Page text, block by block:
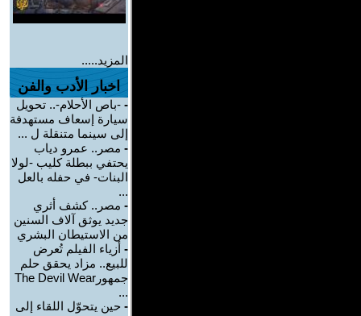
المزيد.....
اخبار الأدب والفن
- -باص الأحلام-.. تحويل
سيارة إسعاف مستهدفة
إلى سينما متنقلة ل ...
- مصر.. عمرو دياب
يحتفي ببطلة كليب -لولا
البنات- في حفله بالعل
...
- مصر.. كشف أثري
جديد يوثق آلاف السنين
من الاستيطان البشري
- أزياء الفيلم تُعرض
للبيع.. مزاد يحقق حلم
جمهورThe Devil Wear
...
- حين يتحوّل اللقاء إلى